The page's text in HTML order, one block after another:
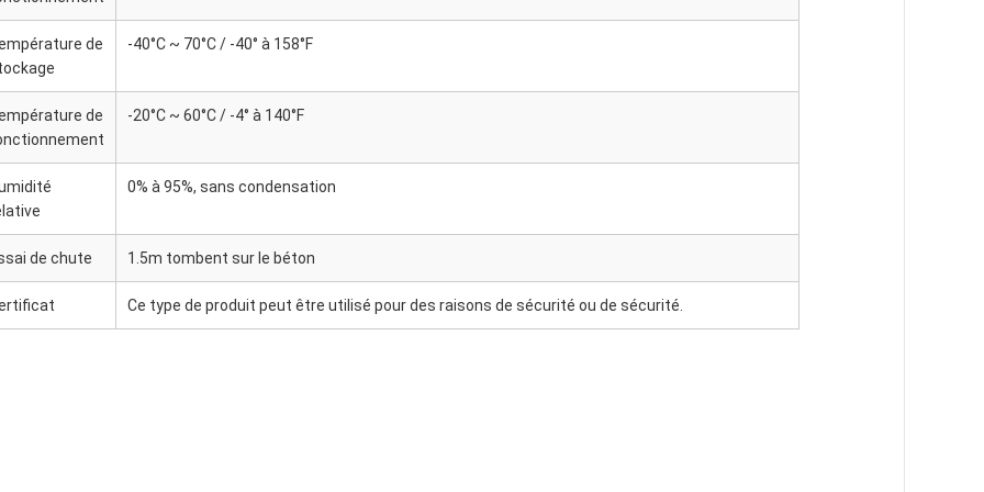
de
-40°C ~ 70°C / -40° à 158°F
de
-20°C ~ 60°C / -4° à 140°F
0% à 95%, sans condensation
de chute 1.5m tombent sur le béton
Ce type de produit peut être utilisé pour des raisons de sécurité ou de sécurité.